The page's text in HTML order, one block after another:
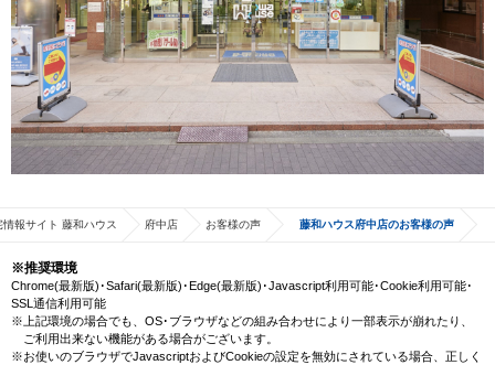
報サイト 藤和ハウス 府中店 お客様の声 藤和ハウス府中店のお客様の声
※推奨環境
Chrome(最新版)･Safari(最新版)･Edge(最新版)･Javascript利用可能･Cookie利用可能･
SSL通信利用可能
※上記環境の場合でも、OS･ブラウザなどの組み合わせにより一部表示が崩れたり、
ご利用出来ない機能がある場合がございます。
※お使いのブラウザでJavascriptおよびCookieの設定を無効にされている場合、正しく